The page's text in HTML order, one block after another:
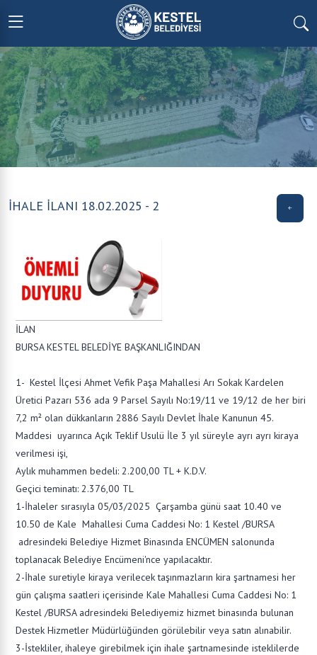
İHALE İLANI 18.02.2025 - 2
İLAN
BURSA KESTEL BELEDİYE BAŞKANLIĞINDAN
1- Kestel İlçesi Ahmet Vefik Paşa Mahallesi Arı Sokak Kardelen
Üretici Pazarı 536 ada 9 Parsel Sayılı No:19/11 ve 19/12 de her biri
7,2 m² olan dükkanların 2886 Sayılı Devlet İhale Kanunun 45.
Maddesi uyarınca Açık Teklif Usulü İle 3 yıl süreyle ayrı ayrı kiraya
verilmesi işi,
Aylık muhammen bedeli: 2.200,00 TL + K.D.V.
Geçici teminatı: 2.376,00 TL
1-İhaleler sırasıyla 05/03/2025 Çarşamba günü saat 10.40 ve
10.50 de Kale Mahallesi Cuma Caddesi No: 1 Kestel /BURSA
adresindeki Belediye Hizmet Binasında ENCÜMEN salonunda
toplanacak Belediye Encümeni'nce yapılacaktır.
2-İhale suretiyle kiraya verilecek taşınmazların kira şartnamesi her
gün çalışma saatleri içerisinde Kale Mahallesi Cuma Caddesi No: 1
Kestel /BURSA adresindeki Belediyemiz hizmet binasında bulunan
Destek Hizmetler Müdürlüğünden görülebilir veya satın alınabilir.
3-İstekliler, ihaleye girebilmek için ihale şartnamesinde isteklilerde